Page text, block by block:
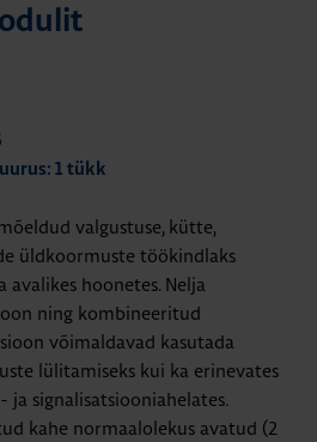
1 tükk
valgustuse, kütte,
üldkoormuste töökindlaks
hoonetes. Nelja
ning kombineeritud
võimaldavad kasutada
lülitamiseks kui ka erinevates
signalisatsiooniahelates.
kahe normaalolekus avatud (2